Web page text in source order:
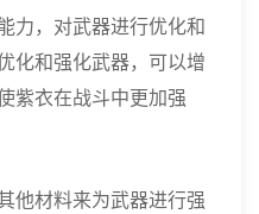
力，对武器进行优化和
化和强化武器，可以增
紫衣在战斗中更加强
他材料来为武器进行强